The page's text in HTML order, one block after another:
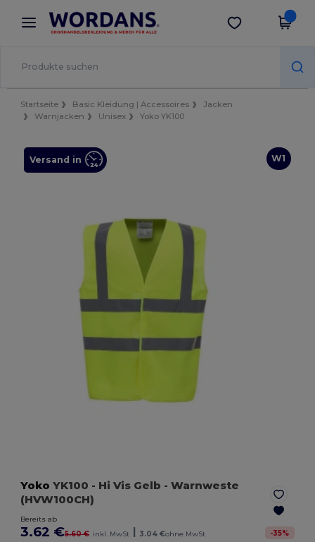
× Wordans App
Bessere Preise in der App!
App holen
Startseite Basic Kleidung | Accessoires
Jacken
Warnjacken
Unisex Yoko YK100
W1
Versand in
Yoko YK100 - Hi Vis Gelb - Warnweste
(HVW100CH)
Bereits ab
3.62 €5.60 € inkl. MwSt | 3.04 €ohne MwSt -35%